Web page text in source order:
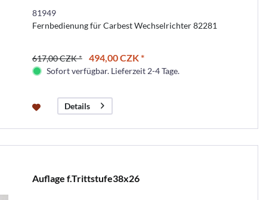
81949
Fernbedienung für Carbest Wechselrichter 82281
617,00 CZK * 494,00 CZK *
Sofort verfügbar. Lieferzeit 2-4 Tage.
Details
Auflage f.Trittstufe38x26